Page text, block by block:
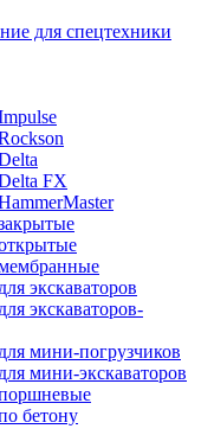
для спецтехники
FX
экскаваторов
экскаваторов-
мини-погрузчиков
мини-экскаваторов
бетону